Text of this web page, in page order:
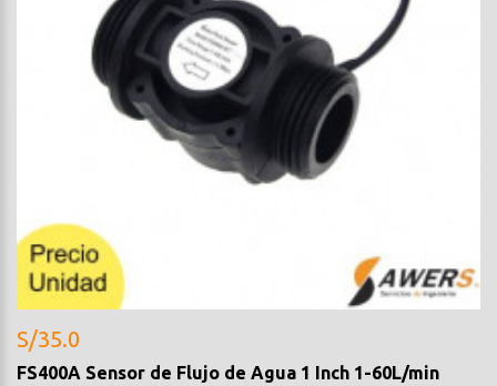
S/35.0
FS400A Sensor de Flujo de Agua 1 Inch 1-60L/min